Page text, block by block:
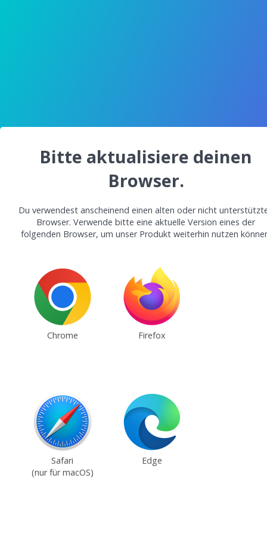
Bitte aktualisiere deinen
Browser.
Du verwendest anscheinend einen alten oder nicht
Browser. Verwende bitte eine aktuelle Version eines der
folgenden Browser, um unser Produkt weiterhin nutzen
Chrome Firefox
Safari
(nur für macOS)
Edge